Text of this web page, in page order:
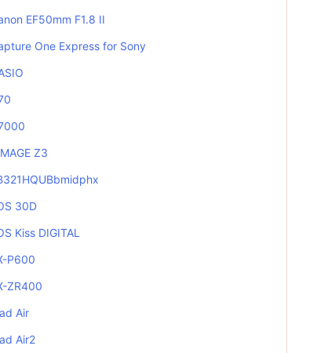
EF50mm F1.8 II
One Express for Sony
Z3
30D
Kiss DIGITAL
P600
ZR400
Air
Air2